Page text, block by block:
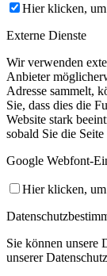
Hier klicken,
Externe Dienste
Wir verwenden
Anbieter
Adresse sammelt,
Sie, dass dies die
Website stark
sobald Sie die Seite
Google Webfont-
Hier klicken,
Sie können unsere
unserer